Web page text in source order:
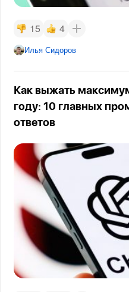
15 4
Илья Сидоров
Как выжать
году: 10 главных
ответов